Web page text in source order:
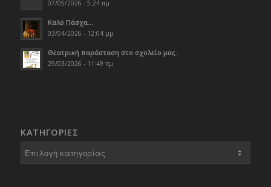
07/05/2026 - 5:24 πμ
Καλό Πάσχα…
03/04/2026 - 12:04 μμ
Θεατρική παράσταση στο σχολείο μας.
29/03/2026 - 11:49 πμ
KΑΤΗΓΟΡΊΕΣ
Kατηγορίες